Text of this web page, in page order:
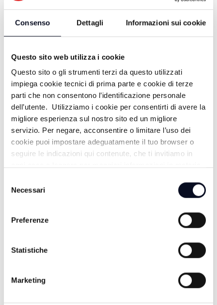
Consenso Dettagli Informazioni sui cookie
Questo sito web utilizza i cookie
Questo sito o gli strumenti terzi da questo utilizzati
impiega cookie tecnici di prima parte e cookie di terze
parti che non consentono l’identificazione personale
dell’utente. Utilizziamo i cookie per consentirti di avere la
migliore esperienza sul nostro sito ed un migliore
servizio. Per negare, acconsentire o limitare l’uso dei
cookie puoi impostare adeguatamente il tuo browser o
seguire le indicazioni qui contenute, che ti invitiamo in
delNecessari
Preferenze
Statistiche
Marketing
ALTRE NOTIZIE TUTTE LE NOTIZIE
CALCIO: Ravenna, si comincia a Benevento,